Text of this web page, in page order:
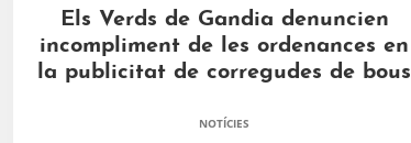
Els Verds de Gandia denuncien
incompliment de les ordenances en
la publicitat de corregudes de bous
NOTÍCIES